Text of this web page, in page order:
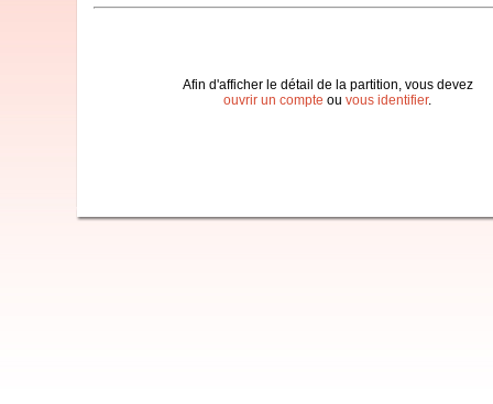
Afin d'afficher le détail de la partition, vous devez
ouvrir un compte ou vous identifier.